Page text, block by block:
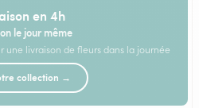
en 4h
le jour même
une livraison de fleurs dans la journée
collection →